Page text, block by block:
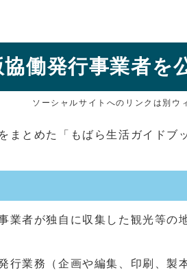
働発行事業者を
ソーシャルサイトへのリンクは別ウ
とめた「もばら生活ガイドブ
者が独自に収集した観光等の
業務（企画や編集、印刷、